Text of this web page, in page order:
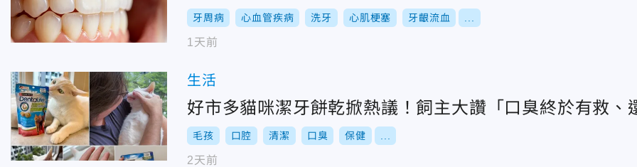
牙周病 心血管疾病 洗牙 心肌梗塞 牙齦流血
1天前
生活
好市多貓咪潔牙餅乾掀熱議！飼主大讚「口臭終於有救、
毛孩 口腔 清潔 口臭 保健
2天前